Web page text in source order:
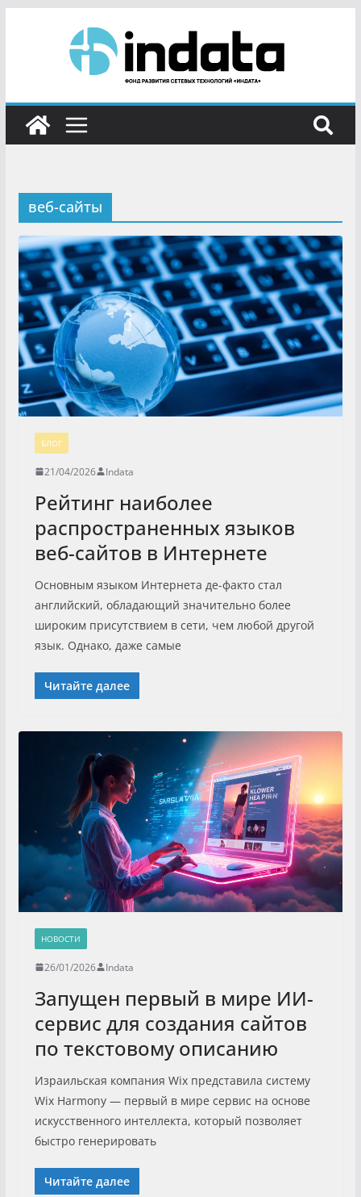
веб-сайты
БЛОГ
21/04/2026 Indata
Рейтинг наиболее
распространенных языков
веб-сайтов в Интернете
Основным языком Интернета де-факто стал
английский, обладающий значительно более
широким присутствием в сети, чем любой другой
язык. Однако, даже самые
Читайте далее
НОВОСТИ
26/01/2026 Indata
Запущен первый в мире ИИ-
сервис для создания сайтов
по текстовому описанию
Израильская компания Wix представила систему
Wix Harmony — первый в мире сервис на основе
искусственного интеллекта, который позволяет
быстро генерировать
Читайте далее